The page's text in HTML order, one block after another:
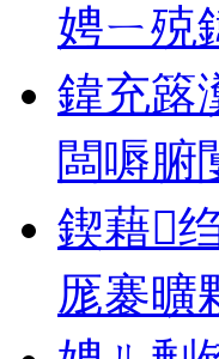
娉ㄧ殑
鍏充簬
闆嗕腑
鍥藉
厖褰曠